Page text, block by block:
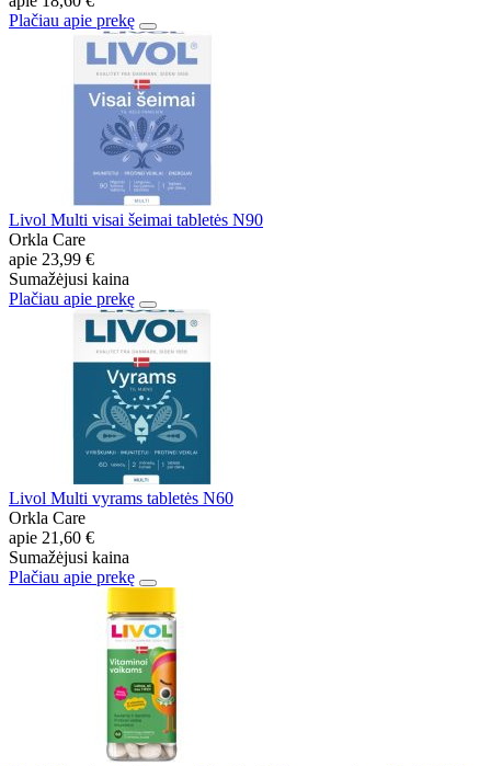
Plačiau apie prekę
Livol Multi visai šeimai tabletės N90
Orkla Care
apie 23,99 €
Sumažėjusi kaina
Plačiau apie prekę
Livol Multi vyrams tabletės N60
Orkla Care
apie 21,60 €
Sumažėjusi kaina
Plačiau apie prekę